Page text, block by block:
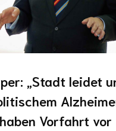
„Stadt leidet
Vorfahrt vor